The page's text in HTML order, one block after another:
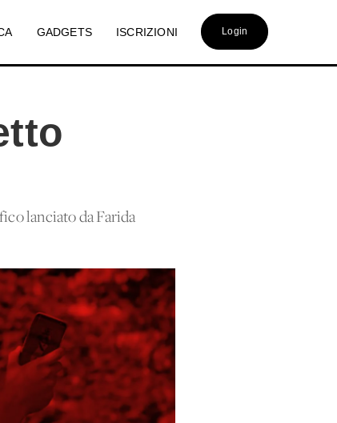
GADGETS ISCRIZIONI Login
lanciato da Farida